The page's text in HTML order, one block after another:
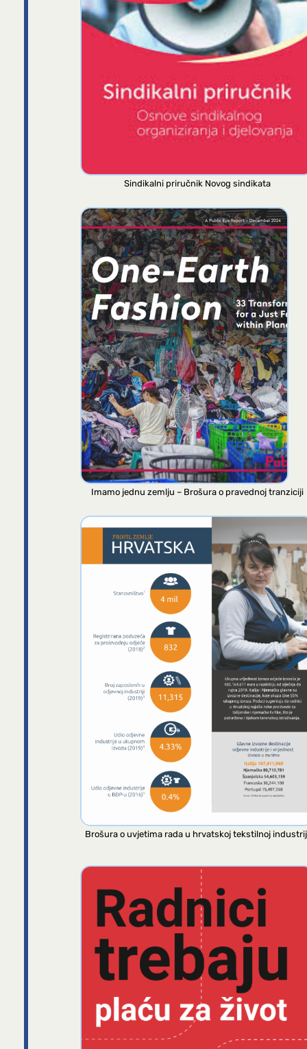
Sindikalni priručnik Novog sindikata
Imamo jednu zemlju – Brošura o pravednoj tranziciji
Brošura o uvjetima rada u hrvatskoj tekstilnoj